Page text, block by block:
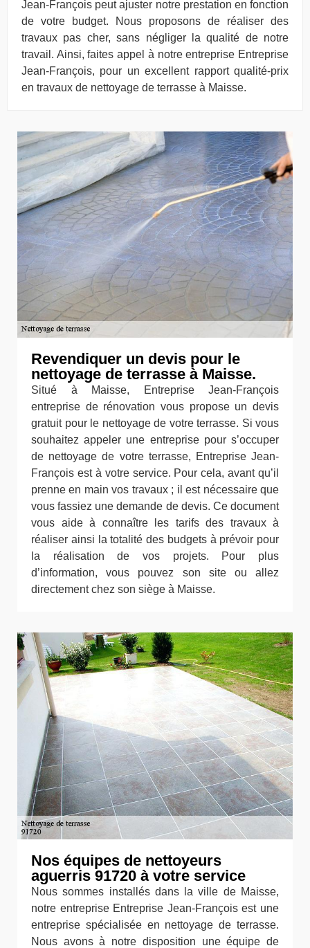
Jean-François peut ajuster notre prestation en fonction
de votre budget. Nous proposons de réaliser des
travaux pas cher, sans négliger la qualité de notre
travail. Ainsi, faites appel à notre entreprise Entreprise
Jean-François, pour un excellent rapport qualité-prix
en travaux de nettoyage de terrasse à Maisse.
Revendiquer un devis pour le
nettoyage de terrasse à Maisse.
Situé à Maisse, Entreprise Jean-François
entreprise de rénovation vous propose un devis
gratuit pour le nettoyage de votre terrasse. Si vous
souhaitez appeler une entreprise pour s’occuper
de nettoyage de votre terrasse, Entreprise Jean-
François est à votre service. Pour cela, avant qu’il
prenne en main vos travaux ; il est nécessaire que
vous fassiez une demande de devis. Ce document
vous aide à connaître les tarifs des travaux à
réaliser ainsi la totalité des budgets à prévoir pour
la réalisation de vos projets. Pour plus
d’information, vous pouvez son site ou allez
directement chez son siège à Maisse.
Nos équipes de nettoyeurs
aguerris 91720 à votre service
Nous sommes installés dans la ville de Maisse,
notre entreprise Entreprise Jean-François est une
entreprise spécialisée en nettoyage de terrasse.
Nous avons à notre disposition une équipe de